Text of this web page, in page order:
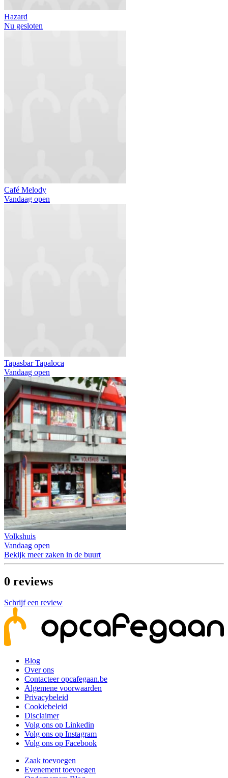
Hazard
Nu gesloten
Café Melody
Vandaag open
Tapasbar Tapaloca
Vandaag open
Volkshuis
Vandaag open
Bekijk meer zaken in de buurt
0 reviews
Schrijf een review
Blog
Over ons
Contacteer opcafegaan.be
Algemene voorwaarden
Privacybeleid
Cookiebeleid
Disclaimer
Volg ons op Linkedin
Volg ons op Instagram
Volg ons op Facebook
Zaak toevoegen
Evenement toevoegen